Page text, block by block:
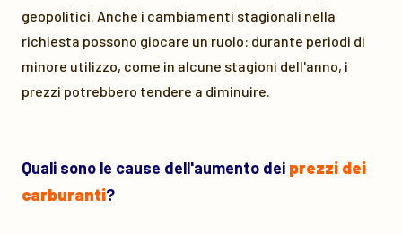
geopolitici. Anche i cambiamenti stagionali nella
richiesta possono giocare un ruolo: durante periodi di
minore utilizzo, come in alcune stagioni dell'anno, i
prezzi potrebbero tendere a diminuire.
Quali sono le cause dell'aumento dei prezzi dei
carburanti?